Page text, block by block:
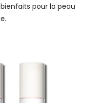
pour la peau